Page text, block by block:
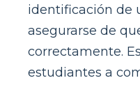
identificación de
asegurarse de
correctamente.
estudiantes a